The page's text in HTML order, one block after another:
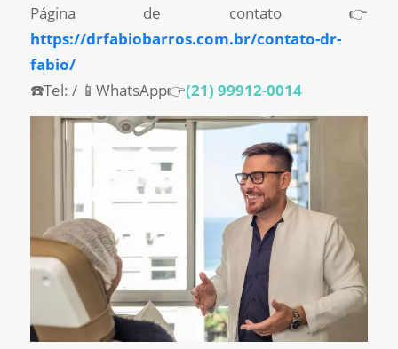
Página de contato 👉
https://drfabiobarros.com.br/contato-dr-
fabio/
☎️Tel: / 📱WhatsApp👉(21) 99912-0014